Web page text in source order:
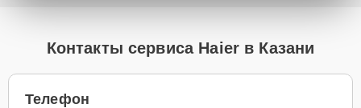
Контакты сервиса Haier в Казани
Телефон